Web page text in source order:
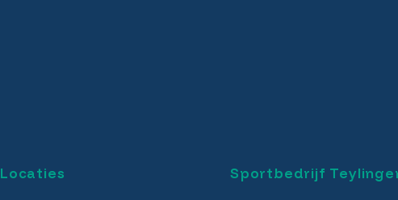
Locaties Sportbedrijf